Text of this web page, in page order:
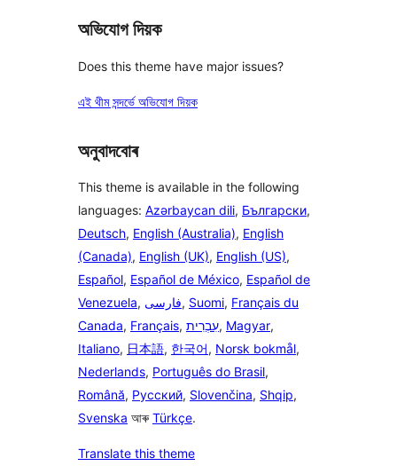
অভিযোগ দিয়ক
Does this theme have major issues?
এই থীম সন্দৰ্ভে অভিযোগ দিয়ক
অনুবাদবোৰ
This theme is available in the following
languages: Azərbaycan dili, Български,
Deutsch, English (Australia), English
(Canada), English (UK), English (US),
Español, Español de México, Español de
Venezuela, فارسی, Suomi, Français du
Canada, Français, עִבְרִית, Magyar,
Italiano, 日本語, 한국어, Norsk bokmål,
Nederlands, Português do Brasil,
Română, Русский, Slovenčina, Shqip,
Svenska আৰুTürkçe.
Translate this theme